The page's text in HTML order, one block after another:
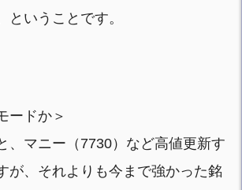
ということです。
ードか＞
、マニー（7730）など高値更新す
が、それよりも今まで強かった銘